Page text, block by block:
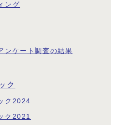
ング
ンケート調査の結果
ク
ク2024
ク2021